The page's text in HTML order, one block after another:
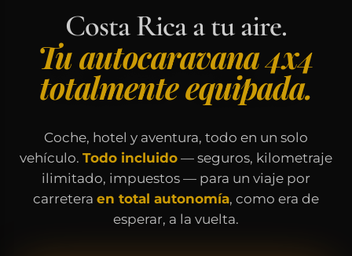
Costa Rica a tu aire.
Tu autocaravana 4x4
totalmente equipada.
Coche, hotel y aventura, todo en un solo
vehículo. Todo incluido — seguros, kilometraje
ilimitado, impuestos — para un viaje por
carretera en total autonomía, como era de
esperar, a la vuelta.